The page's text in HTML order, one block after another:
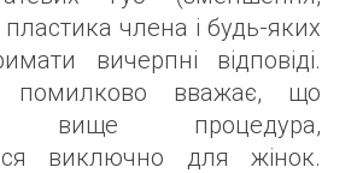
члена і будь-яких
вичерпні відповіді.
помилково вважає, що
вище процедура,
виключно для жінок.